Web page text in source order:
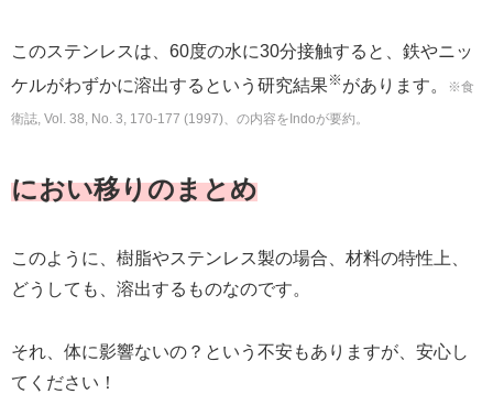
このステンレスは、60度の水に30分接触すると、鉄やニッ
ケルがわずかに溶出するという研究結果※ があります。
※食
衛誌, Vol. 38, No. 3, 170-177 (1997)、の内容をIndoが要約。
におい移りのまとめ
このように、樹脂やステンレス製の場合、材料の特性上、
どうしても、溶出するものなのです。
それ、体に影響ないの？という不安もありますが、安心し
てください！